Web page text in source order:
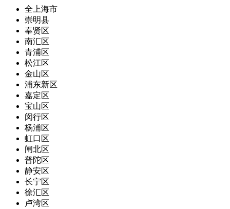
全上海市
崇明县
奉贤区
南汇区
青浦区
松江区
金山区
浦东新区
嘉定区
宝山区
闵行区
杨浦区
虹口区
闸北区
普陀区
静安区
长宁区
徐汇区
卢湾区